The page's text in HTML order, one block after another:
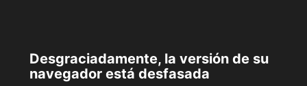
Desgraciadamente, la versión de su
navegador está desfasada